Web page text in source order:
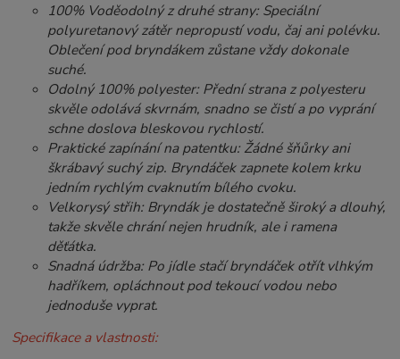
100% Voděodolný z druhé strany: Speciální
polyuretanový zátěr nepropustí vodu, čaj ani polévku.
Oblečení pod bryndákem zůstane vždy dokonale
suché.
Odolný 100% polyester: Přední strana z polyesteru
skvěle odolává skvrnám, snadno se čistí a po vyprání
schne doslova bleskovou rychlostí.
Praktické zapínání na patentku: Žádné šňůrky ani
škrábavý suchý zip. Bryndáček zapnete kolem krku
jedním rychlým cvaknutím bílého cvoku.
Velkorysý střih: Bryndák je dostatečně široký a dlouhý,
takže skvěle chrání nejen hrudník, ale i ramena
děťátka.
Snadná údržba: Po jídle stačí bryndáček otřít vlhkým
hadříkem, opláchnout pod tekoucí vodou nebo
jednoduše vyprat.
Specifikace a vlastnosti: